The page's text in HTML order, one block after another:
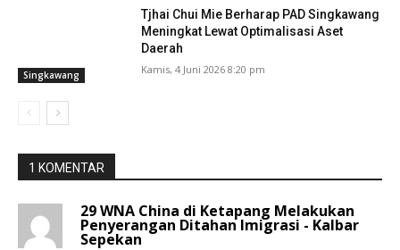
Singkawang
Tjhai Chui Mie Berharap PAD Singkawang
Meningkat Lewat Optimalisasi Aset
Daerah
Kamis, 4 Juni 2026 8:20 pm
1 KOMENTAR
29 WNA China di Ketapang Melakukan
Penyerangan Ditahan Imigrasi - Kalbar
Sepekan